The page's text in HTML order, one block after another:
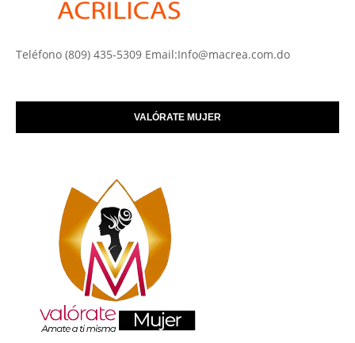
Teléfono (809) 435-5309 Email:Info@macrea.com.do
VALÓRATE MUJER